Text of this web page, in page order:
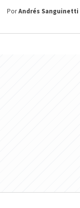
PorAndrés Sanguinetti